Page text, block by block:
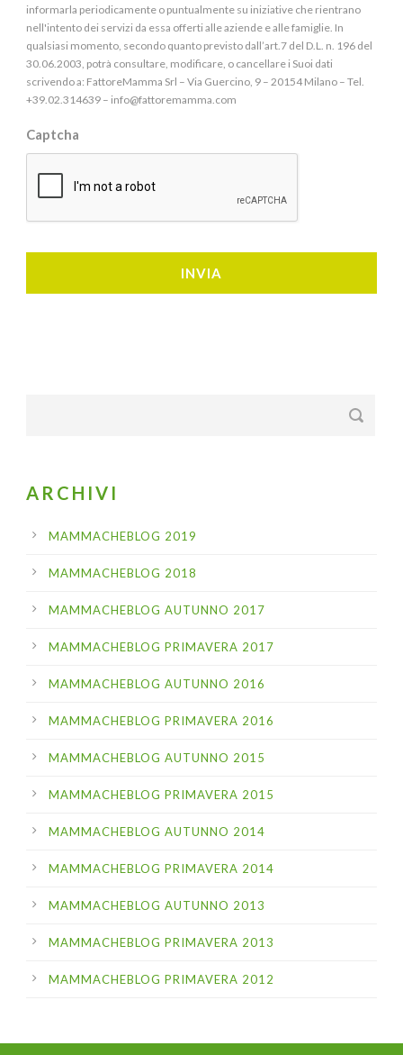
informarla periodicamente o puntualmente su iniziative che rientrano
nell'intento dei servizi da essa offerti alle aziende e alle famiglie. In
qualsiasi momento, secondo quanto previsto dall’art.7 del D.L. n. 196 del
30.06.2003, potrà consultare, modificare, o cancellare i Suoi dati
scrivendo a: FattoreMamma Srl – Via Guercino, 9 – 20154 Milano – Tel.
+39.02.314639 – info@fattoremamma.com
Captcha
ARCHIVI
MAMMACHEBLOG 2019
MAMMACHEBLOG 2018
MAMMACHEBLOG AUTUNNO 2017
MAMMACHEBLOG PRIMAVERA 2017
MAMMACHEBLOG AUTUNNO 2016
MAMMACHEBLOG PRIMAVERA 2016
MAMMACHEBLOG AUTUNNO 2015
MAMMACHEBLOG PRIMAVERA 2015
MAMMACHEBLOG AUTUNNO 2014
MAMMACHEBLOG PRIMAVERA 2014
MAMMACHEBLOG AUTUNNO 2013
MAMMACHEBLOG PRIMAVERA 2013
MAMMACHEBLOG PRIMAVERA 2012